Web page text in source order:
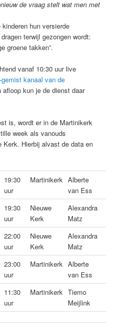
de vraag stelt wat men met
hun versierde
terwijl gezongen wordt:
groene takken”.
vanaf 10:30 uur live
kanaal van de
afloop kun je de dienst daar
is, wordt er in de Martinikerk
week als vanouds
Kerk. Hierbij alvast de data en
19:30
uur
Martinikerk Alberte
van Ess
19:30
uur
Nieuwe
Kerk
Alexandra
Matz
22:00
uur
Nieuwe
Kerk
Alexandra
Matz
23:00
uur
Martinikerk Alberte
van Ess
11:30
uur
Martinikerk Tiemo
Meijlink